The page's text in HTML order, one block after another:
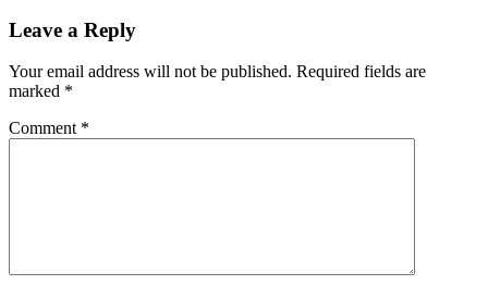
Leave a Reply
Your email address will not be published. Required fields are
marked *
Comment *